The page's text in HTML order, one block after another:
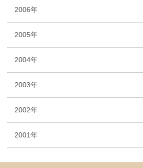
2006年
2005年
2004年
2003年
2002年
2001年